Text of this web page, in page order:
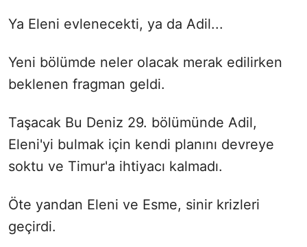
Ya Eleni evlenecekti, ya da Adil...
Yeni bölümde neler olacak merak edilirken
beklenen fragman geldi.
Taşacak Bu Deniz 29. bölümünde Adil,
Eleni'yi bulmak için kendi planını devreye
soktu ve Timur'a ihtiyacı kalmadı.
Öte yandan Eleni ve Esme, sinir krizleri
geçirdi.